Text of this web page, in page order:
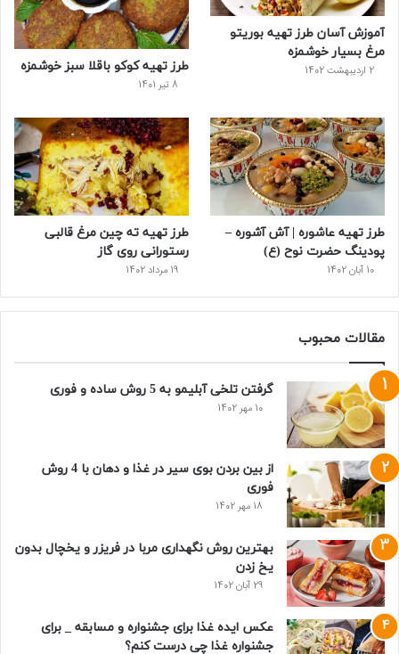
س
ت
آموزش آسان طرز تهیه بوریتو
مرغ بسیار خوشمزه
2 اردیبهشت 1402 طرز تهیه کوکو باقلا سبز خوشمزه
8 تیر 1401
طرز تهیه عاشوره | آش آشوره –
پودینگ حضرت نوح (ع)
10 آبان 1402
طرز تهیه ته چین مرغ قالبی
رستورانی روی گاز
19 مرداد 1402
مقالات محبوب
گرفتن تلخی آبلیمو به 5 روش ساده و فوری
10 مهر 1402
از بین بردن بوی سیر در غذا و دهان با 4 روش
فوری
18 مهر 1402
بهترین روش نگهداری مربا در فریزر و یخچال بدون
یخ زدن
29 آبان 1402
عکس ایده غذا برای جشنواره و مسابقه _ برای
جشنواره غذا چی درست کنم؟